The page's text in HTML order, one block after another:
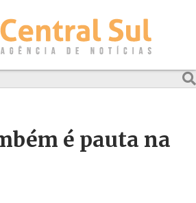
é pauta na